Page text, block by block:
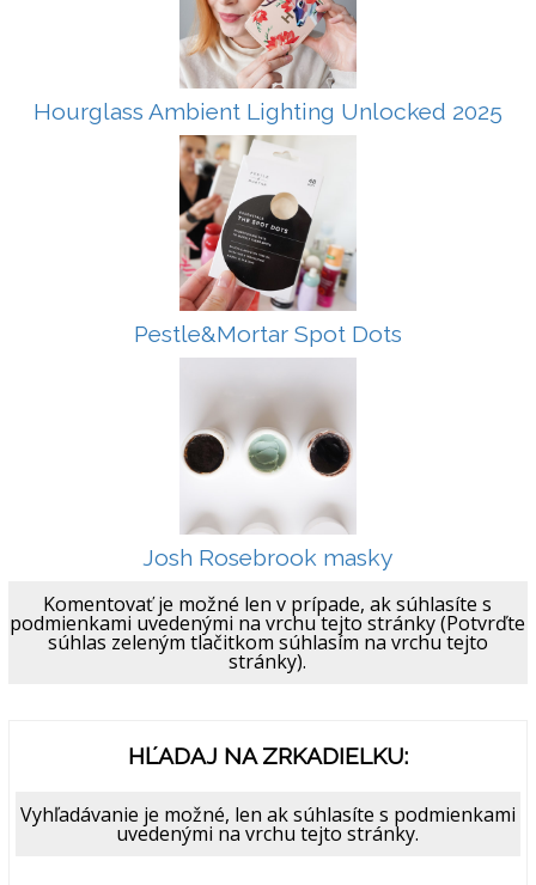
Hourglass Ambient Lighting Unlocked 2025
Pestle&Mortar Spot Dots
Josh Rosebrook masky
Komentovať je možné len v prípade, ak súhlasíte s
podmienkami uvedenými na vrchu tejto stránky (Potvrďte
súhlas zeleným tlačitkom súhlasím na vrchu tejto
stránky).
HĽADAJ NA ZRKADIELKU:
Vyhľadávanie je možné, len ak súhlasíte s podmienkami
uvedenými na vrchu tejto stránky.